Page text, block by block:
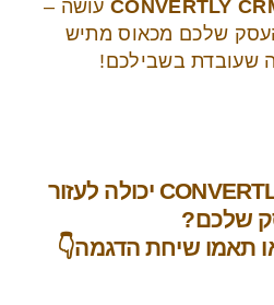
עושה –
שלכם מכאוס מתיש
שעובדת בשבילכם!
יכולה לעזור
שלכם?
תאמו שיחת הדגמה👇